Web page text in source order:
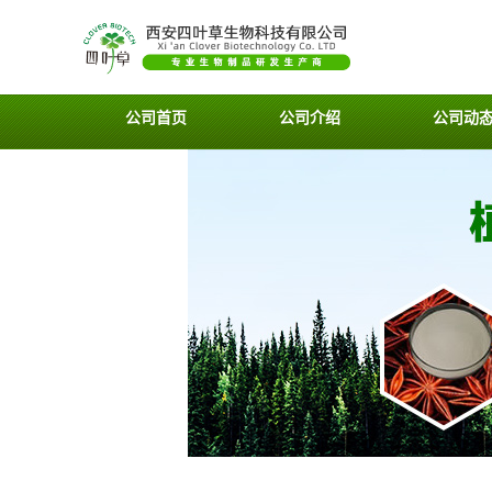
公司首页 公司介绍 公司动